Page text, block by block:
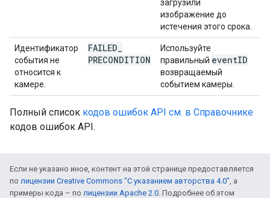
загрузили
изображение до
истечения этого срока.
Идентификатор
события не
относится к
камере.
FAILED
PRECONDITION
Используйте
правильный eventID
возвращаемый
событием камеры.
Полный список кодов ошибок API см. в Справочнике
кодов ошибок API.
Если не указано иное, контент на этой странице предоставляется
по лицензии Creative Commons "С указанием авторства 4.0", а
примеры кода – по лицензии Apache 2.0. Подробнее об этом